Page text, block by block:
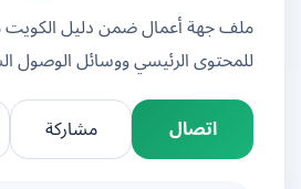
ملف جهة أعمال ضمن دليل الكويت مع
للمحتوى الرئيسي ووسائل الوصول
اتصال
مشاركة